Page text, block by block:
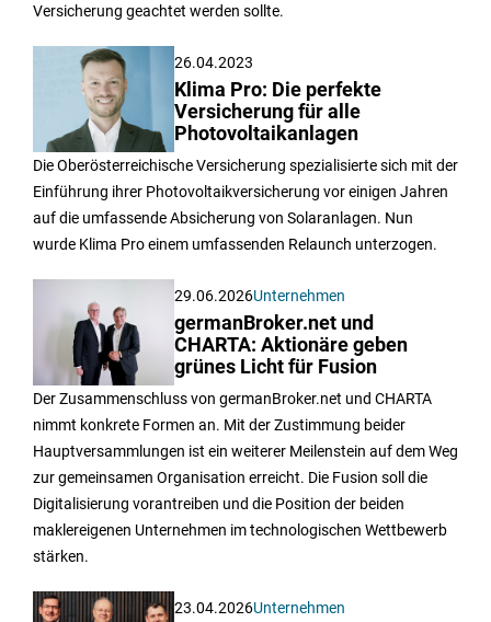
Versicherung geachtet werden sollte.
26.04.2023
Klima Pro: Die perfekte
Versicherung für alle
Photovoltaikanlagen
Die Oberösterreichische Versicherung spezialisierte sich mit der
Einführung ihrer Photovoltaikversicherung vor einigen Jahren
auf die umfassende Absicherung von Solaranlagen. Nun
wurde Klima Pro einem umfassenden Relaunch unterzogen.
29.06.2026Unternehmen
germanBroker.net und
CHARTA: Aktionäre geben
grünes Licht für Fusion
Der Zusammenschluss von germanBroker.net und CHARTA
nimmt konkrete Formen an. Mit der Zustimmung beider
Hauptversammlungen ist ein weiterer Meilenstein auf dem Weg
zur gemeinsamen Organisation erreicht. Die Fusion soll die
Digitalisierung vorantreiben und die Position der beiden
maklereigenen Unternehmen im technologischen Wettbewerb
stärken.
23.04.2026Unternehmen